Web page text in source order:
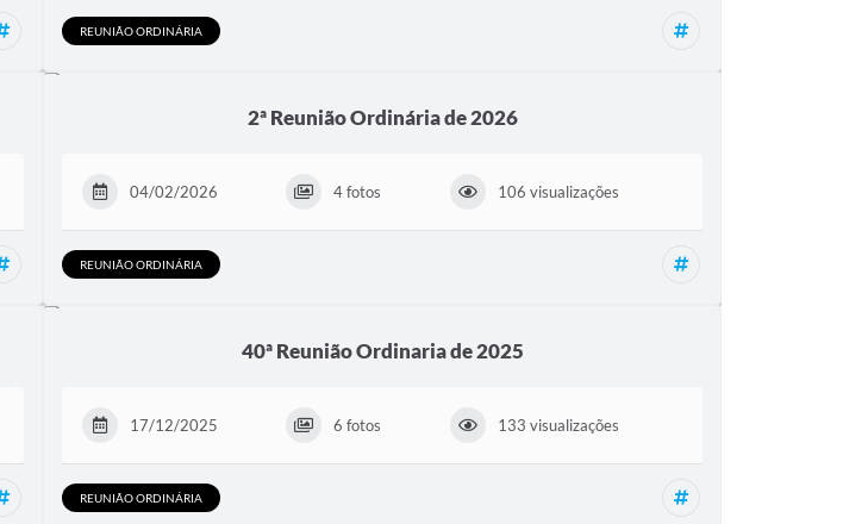
Reunião Ordinária, Reuniões
REUNIÃO ORDINÁRIA
Reunião Ordinária, Reuniões
2ª Reunião Ordinária de 2026
04/02/2026 4 fotos 106 visualizações
REUNIÃO ORDINÁRIA
Reunião Ordinária, Reuniões
40ª Reunião Ordinaria de 2025
17/12/2025 6 fotos 133 visualizações
REUNIÃO ORDINÁRIA